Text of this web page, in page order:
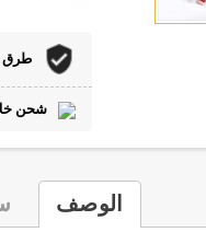
طرق
شحن خلال أقل من
الوصف